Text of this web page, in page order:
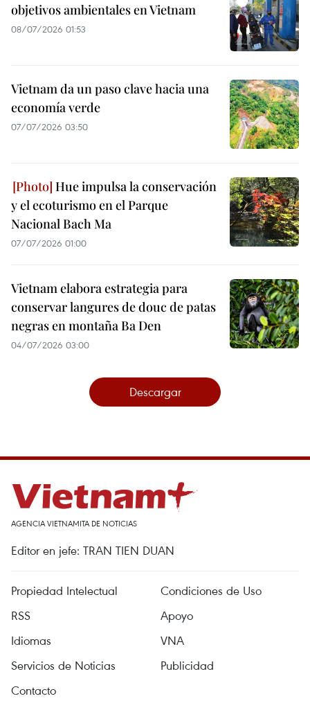
objetivos ambientales en Vietnam
08/07/2026 01:53
Vietnam da un paso clave hacia una
economía verde
07/07/2026 03:50
Hue impulsa la conservación
y el ecoturismo en el Parque
Nacional Bach Ma
07/07/2026 01:00
Vietnam elabora estrategia para
conservar langures de douc de patas
negras en montaña Ba Den
04/07/2026 03:00
Descargar
AGENCIA VIETNAMITA DE NOTICIAS
Editor en jefe: TRAN TIEN DUAN
Propiedad Intelectual
Condiciones de Uso
RSS
Apoyo
Idiomas
VNA
Servicios de Noticias
Publicidad
Contacto